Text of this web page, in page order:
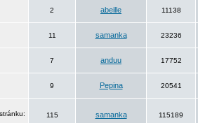
2 abeille 11138
11 samanka 23236
7 anduu 17752
9 Pepina 20541
115 samanka 115189